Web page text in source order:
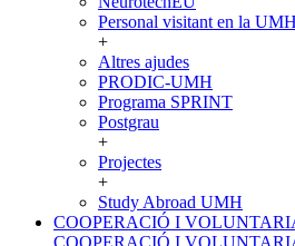
Personal visitant en la UMH
+
Altres ajudes
PRODIC-UMH
Programa SPRINT
Postgrau
+
Projectes
+
Study Abroad UMH
COOPERACIÓ I
COOPERACIÓ I